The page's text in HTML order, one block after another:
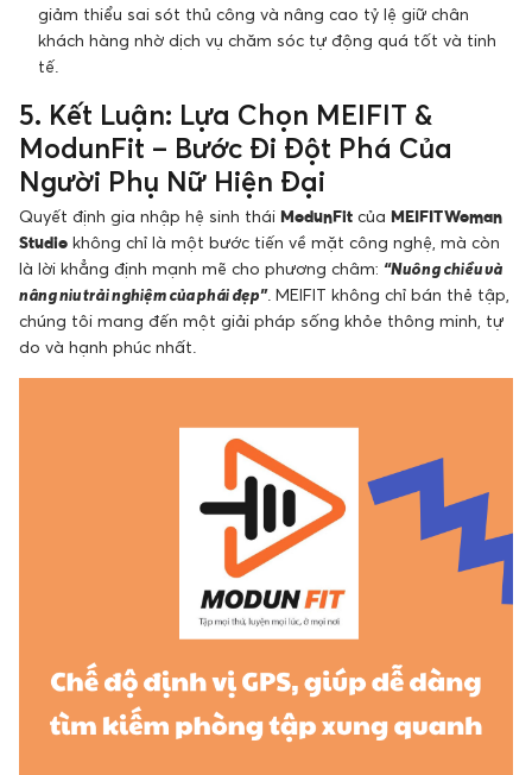
giảm thiểu sai sót thủ công và nâng cao tỷ lệ giữ chân
khách hàng nhờ dịch vụ chăm sóc tự động quá tốt và tinh
tế.
5. Kết Luận: Lựa Chọn MEIFIT &
ModunFit – Bước Đi Đột Phá Của
Người Phụ Nữ Hiện Đại
Quyết định gia nhập hệ sinh thái ModunFit của MEIFIT Woman
Studio không chỉ là một bước tiến về mặt công nghệ, mà còn
là lời khẳng định mạnh mẽ cho phương châm: “Nuông chiều và
nâng niu trải nghiệm của phái đẹp”. MEIFIT không chỉ bán thẻ tập,
chúng tôi mang đến một giải pháp sống khỏe thông minh, tự
do và hạnh phúc nhất.